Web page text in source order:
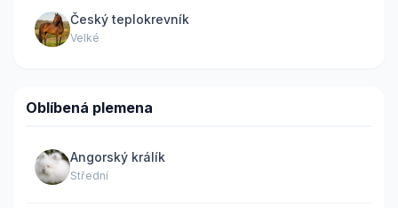
Český teplokrevník
Velké
Oblíbená plemena
Angorský králík
Střední